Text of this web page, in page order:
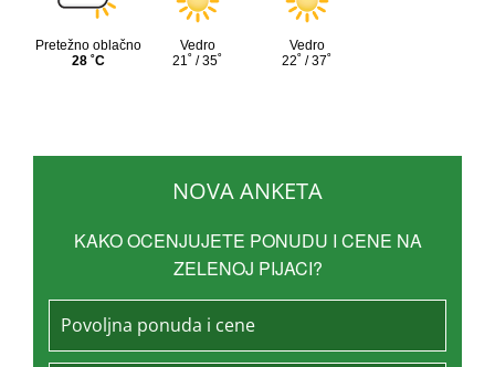
NOVA ANKETA
KAKO OCENJUJETE PONUDU I CENE NA
ZELENOJ PIJACI?
Povoljna ponuda i cene